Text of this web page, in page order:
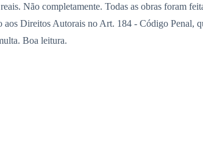
Não completamente. Todas as obras foram
aos Direitos Autorais no Art. 184 - Código Penal,
Boa leitura.